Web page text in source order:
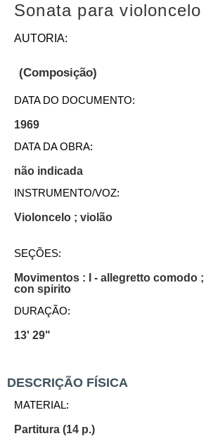
Sonata para
AUTORIA:
(Composição)
DATA DO DOCUMENTO:
1969
DATA DA OBRA:
não indicada
INSTRUMENTO/VOZ:
Violoncelo ; violão
SEÇÕES:
Movimentos : I - allegretto comodo ;
con spirito
DURAÇÃO:
13' 29"
DESCRIÇÃO FÍSICA
MATERIAL:
Partitura (14 p.)